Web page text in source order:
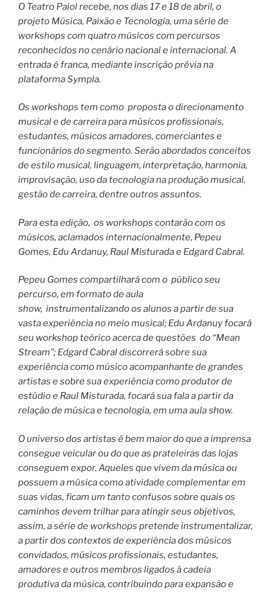
O Teatro Paiol recebe, nos dias 17 e 18 de abril, o
projeto Música, Paixão e Tecnologia, uma série de
workshops com quatro músicos com percursos
reconhecidos no cenário nacional e internacional. A
entrada é franca, mediante inscrição prévia na
plataforma Sympla.
Os workshops tem como proposta o direcionamento
musical e de carreira para músicos profissionais,
estudantes, músicos amadores, comerciantes e
funcionários do segmento. Serão abordados conceitos
de estilo musical, linguagem, interpretação, harmonia,
improvisação, uso da tecnologia na produção musical,
gestão de carreira, dentre outros assuntos.
Para esta edição, os workshops contarão com os
músicos, aclamados internacionalmente, Pepeu
Gomes, Edu Ardanuy, Raul Misturada e Edgard Cabral.
Pepeu Gomes compartilhará com o público seu
percurso, em formato de aula
show, instrumentalizando os alunos a partir de sua
vasta experiência no meio musical; Edu Ardanuy focará
seu workshop teórico acerca de questões do “Mean
Stream”; Edgard Cabral discorrerá sobre sua
experiência como músico acompanhante de grandes
artistas e sobre sua experiência como produtor de
estúdio e Raul Misturada, focará sua fala a partir da
relação de música e tecnologia, em uma aula show.
O universo dos artistas é bem maior do que a imprensa
consegue veicular ou do que as prateleiras das lojas
conseguem expor. Aqueles que vivem da música ou
possuem a música como atividade complementar em
suas vidas, ficam um tanto confusos sobre quais os
caminhos devem trilhar para atingir seus objetivos,
assim, a série de workshops pretende instrumentalizar,
a partir dos contextos de experiência dos músicos
convidados, músicos profissionais, estudantes,
amadores e outros membros ligados à cadeia
produtiva da música, contribuindo para expansão e